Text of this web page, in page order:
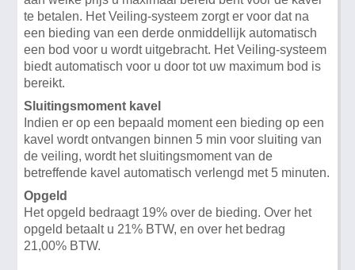
te betalen. Het Veiling-systeem zorgt er voor dat na
een bieding van een derde onmiddellijk automatisch
een bod voor u wordt uitgebracht. Het Veiling-systeem
biedt automatisch voor u door tot uw maximum bod is
bereikt.
Sluitingsmoment kavel
Indien er op een bepaald moment een bieding op een
kavel wordt ontvangen binnen 5 min voor sluiting van
de veiling, wordt het sluitingsmoment van de
betreffende kavel automatisch verlengd met 5 minuten.
Opgeld
Het opgeld bedraagt 19% over de bieding. Over het
opgeld betaalt u 21% BTW, en over het bedrag
21,00% BTW.